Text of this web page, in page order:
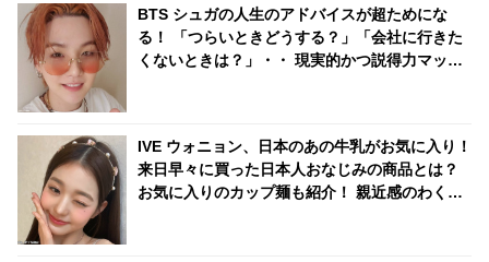
BTS シュガの人生のアドバイスが超ためにな
る！ 「つらいときどうする？」「会社に行きた
くないときは？」・・ 現実的かつ説得力マック
IVE ウォニョン、日本のあの牛乳がお気に入り！
来日早々に買った日本人おなじみの商品とは？
お気に入りのカップ麺も紹介！ 親近感のわくセ